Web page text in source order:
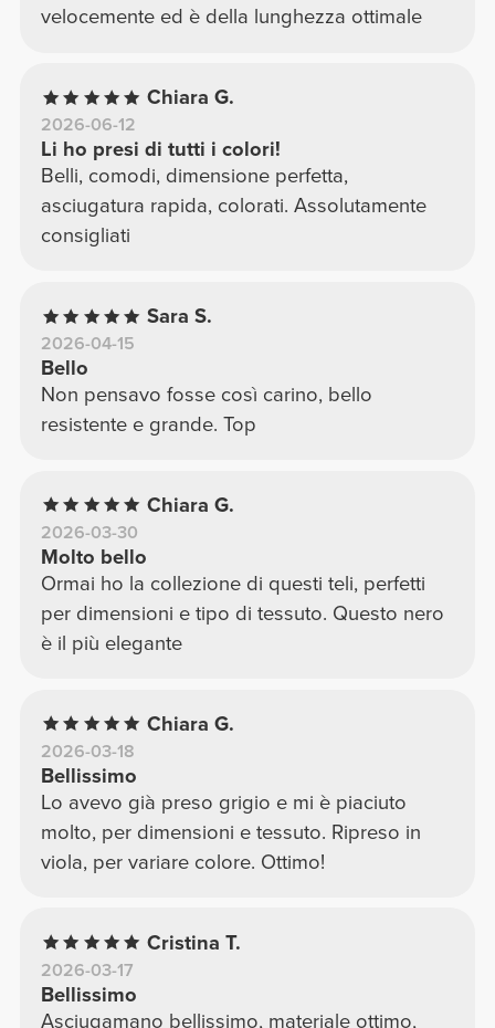
velocemente ed è della lunghezza ottimale
Chiara G.
2026-06-12
Li ho presi di tutti i colori!
Belli, comodi, dimensione perfetta,
asciugatura rapida, colorati. Assolutamente
consigliati
Sara S.
2026-04-15
Bello
Non pensavo fosse così carino, bello
resistente e grande. Top
Chiara G.
2026-03-30
Molto bello
Ormai ho la collezione di questi teli, perfetti
per dimensioni e tipo di tessuto. Questo nero
è il più elegante
Chiara G.
2026-03-18
Bellissimo
Lo avevo già preso grigio e mi è piaciuto
molto, per dimensioni e tessuto. Ripreso in
viola, per variare colore. Ottimo!
Cristina T.
2026-03-17
Bellissimo
Asciugamano bellissimo, materiale ottimo,